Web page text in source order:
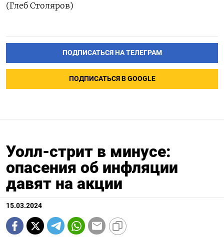
(Глеб Столяров)
ПОДПИСАТЬСЯ НА ТЕЛЕГРАМ
ПОДПИСАТЬСЯ В GOOGLE
Уолл-стрит в минусе:
опасения об инфляции
давят на акции
15.03.2024